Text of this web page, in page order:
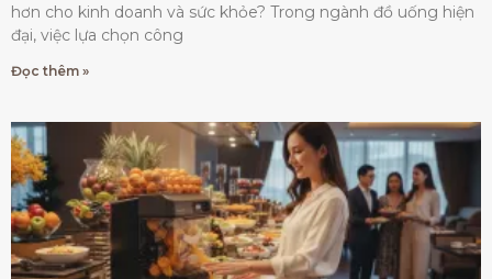
hơn cho kinh doanh và sức khỏe? Trong ngành đồ uống hiện
đại, việc lựa chọn công
Đọc thêm »